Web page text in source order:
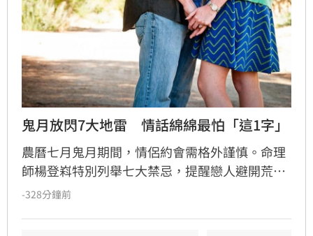
鬼月放閃7大地雷　情話綿綿最怕「這1字」
農曆七月鬼月期間，情侶約會需格外謹慎。命理
師楊登嵙特別列舉七大禁忌，提醒戀人避開荒郊
野外、老舊影院等陰氣重場所，以免過度放閃引
-328分鐘前